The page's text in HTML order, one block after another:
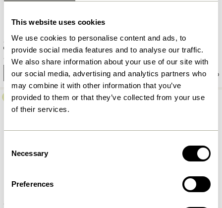
This website uses cookies
We use cookies to personalise content and ads, to
provide social media features and to analyse our traffic.
We also share information about your use of our site with
our social media, advertising and analytics partners who
may combine it with other information that you’ve
provided to them or that they’ve collected from your use
of their services.
Selection
Necessary
Preferences
Studio Housse d 15 Noir
829,00 kr.
Ajouter au panier
Studio Housse d 15 Beige
580,30
Ajouter au panier
-30%
Studio Housse d 13 Beige